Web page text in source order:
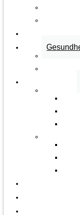
inkl. MwSt., zzgl.
Gesundheits-
IN DEN
Farbe schwarz
extra weiter Bund
venenfreundlich
handgekettelte